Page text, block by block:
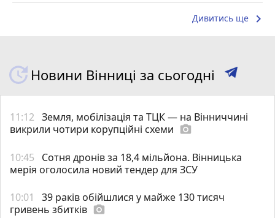
Дивитись ще keyboard_arrow_right
Новини Вінниці за сьогодні
11:12 Земля, мобілізація та ТЦК — на Вінниччині
викрили чотири корупційні схеми photo_camera
10:45
Сотня дронів за 18,4 мільйона. Вінницька
мерія оголосила новий тендер для ЗСУ
10:01
39 раків обійшлися у майже 130 тисяч
гривень збитків photo_camera